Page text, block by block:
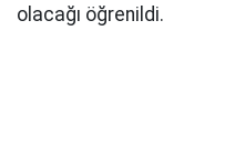
olacağı öğrenildi.